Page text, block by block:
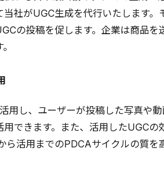
当社がUGC生成を代行いたします
の投稿を促します。企業は商品
用し、ユーザーが投稿した写真や
用できます。また、活用したUGC
ら活用までのPDCAサイクルの質を